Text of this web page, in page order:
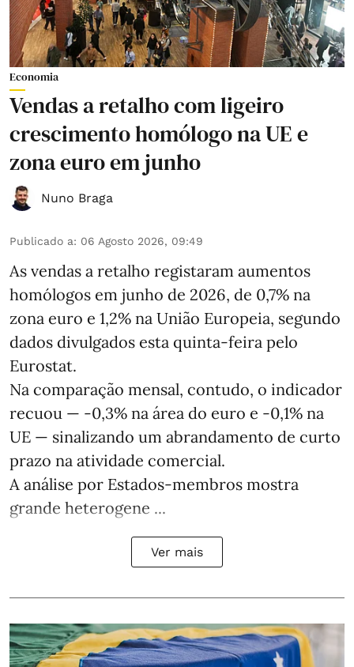
Economia
Vendas a retalho com ligeiro
crescimento homólogo na UE e
zona euro em junho
Nuno Braga
Publicado a: 06 Agosto 2026, 09:49
As vendas a retalho registaram aumentos
homólogos em junho de 2026, de 0,7% na
zona euro e 1,2% na União Europeia, segundo
dados divulgados esta quinta-feira pelo
Eurostat.
Na comparação mensal, contudo, o indicador
recuou — -0,3% na área do euro e -0,1% na
UE — sinalizando um abrandamento de curto
prazo na atividade comercial.
A análise por Estados‑membros mostra
grande heterogene ...
Ver mais